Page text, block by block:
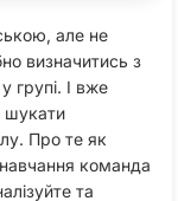
але не
визначитись з
групі. І вже
шукати
Про те як
команда
та